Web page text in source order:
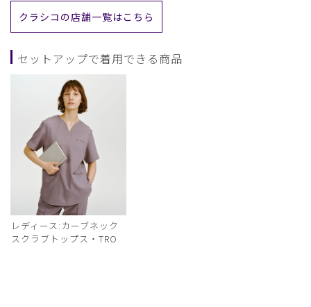
クラシコの店舗一覧はこちら
セットアップで着用できる商品
レディース:カーブネック
スクラブトップス・TRO